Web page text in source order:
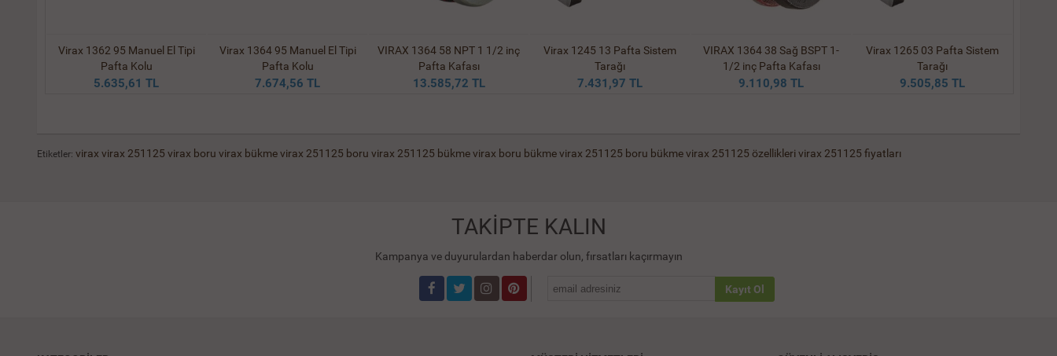
Virax 1362 95 Manuel El Tipi
Pafta Kolu
5.635,61 TL
Virax 1364 95 Manuel El Tipi
Pafta Kolu
7.674,56 TL
VIRAX 1364 58 NPT 1 1/2 inç
Pafta Kafası
13.585,72 TL
Virax 1245 13 Pafta Sistem
Tarağı
7.431,97 TL
VIRAX 1364 38 Sağ BSPT 1-
1/2 inç Pafta Kafası
9.110,98 TL
Virax 1265 03 Pafta Sistem
Tarağı
9.505,85 TL
Etiketler: virax virax 251125 virax boru virax bükmevirax 251125 boru virax 251125 bükmevirax boru bükmevirax 251125 boru bükmevirax 251125 özellikleri virax 251125 fiyatları
TAKİPTE KALIN
Kampanya ve duyurulardan haberdar olun, fırsatları kaçırmayın
Kayıt Ol